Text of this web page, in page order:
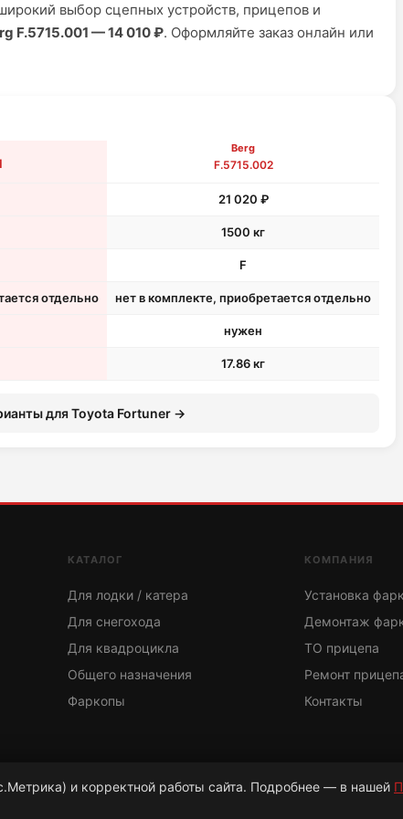
выбор сцепных устройств, прицепов и
F.5715.001 — 14 010 ₽. Оформляйте заказ онлайн или
Berg
F.5715.002
21 020 ₽
1500 кг
F
отдельно нет в комплекте, приобретается отдельно
нужен
17.86 кг
для Toyota Fortuner →
КАТАЛОГ
Для лодки / катера
Для снегохода
Для квадроцикла
Общего назначения
Фаркопы
КОМПАНИЯ
Установка
Демонтаж
ТО прицепа
Ремонт
Контакты
и корректной работы сайта. Подробнее — в нашей